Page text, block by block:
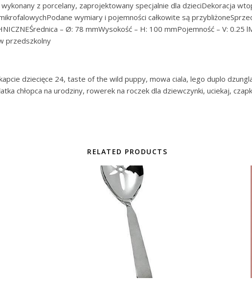
z porcelany, zaprojektowany specjalnie dla dzieciDekoracja
wymiary i pojemności całkowite są
– Ø: 78 mmWysokość – H: 100 mmPojemność – V: 0.25
przedszkolny
dziecięce 24, taste of the wild puppy, mowa ciala, lego duplo
chłopca na urodziny, rowerek na roczek dla dziewczynki, uciekaj,
RELATED PRODUCTS